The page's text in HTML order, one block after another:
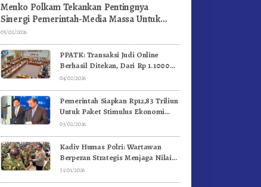
Menko Polkam Tekankan Pentingnya
Sinergi Pemerintah-Media Massa Untuk
Jaga Stabilitas Bangsa
05/02/2026
PPATK: Transaksi Judi Online
Berhasil Ditekan, Dari Rp 1.1000
Triliun Menjadi Rp 268 Triliun
04/02/2026
Pemerintah Siapkan Rp12,83 Triliun
Untuk Paket Stimulus Ekonomi
Kuartal I-2026
03/02/2026
Kadiv Humas Polri: Wartawan
Berperan Strategis Menjaga Nilai
Kebangsaan, Demokrasi, dan NKRI
31/01/2026